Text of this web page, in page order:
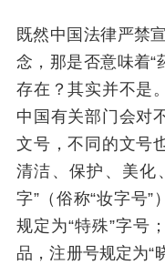
既然中国法律严禁
念，那是否意味着“
存在？其实并不是
中国有关部门会对
文号，不同的文号
清洁、保护、美化
字”（俗称“妆字号
规定为“特殊”字号
品，注册号规定为“